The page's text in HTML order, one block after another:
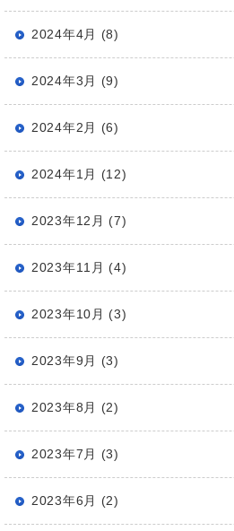
2024年4月 (8)
2024年3月 (9)
2024年2月 (6)
2024年1月 (12)
2023年12月 (7)
2023年11月 (4)
2023年10月 (3)
2023年9月 (3)
2023年8月 (2)
2023年7月 (3)
2023年6月 (2)